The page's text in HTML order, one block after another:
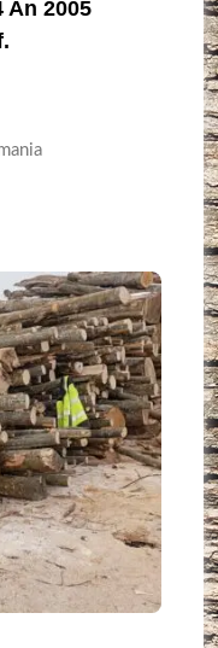
An 2005